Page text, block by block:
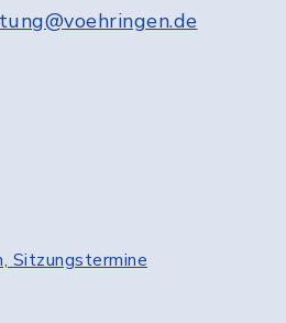
Sitzungstermine